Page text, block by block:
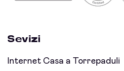
Sevizi
Internet Casa a Torrepaduli